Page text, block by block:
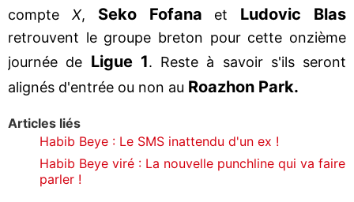
compte X, Seko Fofana et Ludovic Blas
retrouvent le groupe breton pour cette onzième
journée de Ligue 1. Reste à savoir s'ils seront
alignés d'entrée ou non au Roazhon Park.
Articles liés
Habib Beye : Le SMS inattendu d'un ex !
Habib Beye viré : La nouvelle punchline qui va faire
parler !